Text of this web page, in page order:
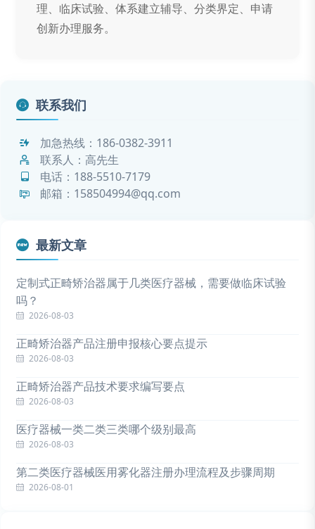
理、临床试验、体系建立辅导、分类界定、申请
创新办理服务。
联系我们
加急热线： 186-0382-3911
联系人：高先生
电话： 188-5510-7179
邮箱：158504994@qq.com
最新文章
定制式正畸矫治器属于几类医疗器械，需要做临床试验
吗？
2026-08-03
正畸矫治器产品注册申报核心要点提示
2026-08-03
正畸矫治器产品技术要求编写要点
2026-08-03
医疗器械一类二类三类哪个级别最高
2026-08-03
第二类医疗器械医用雾化器注册办理流程及步骤周期
2026-08-01